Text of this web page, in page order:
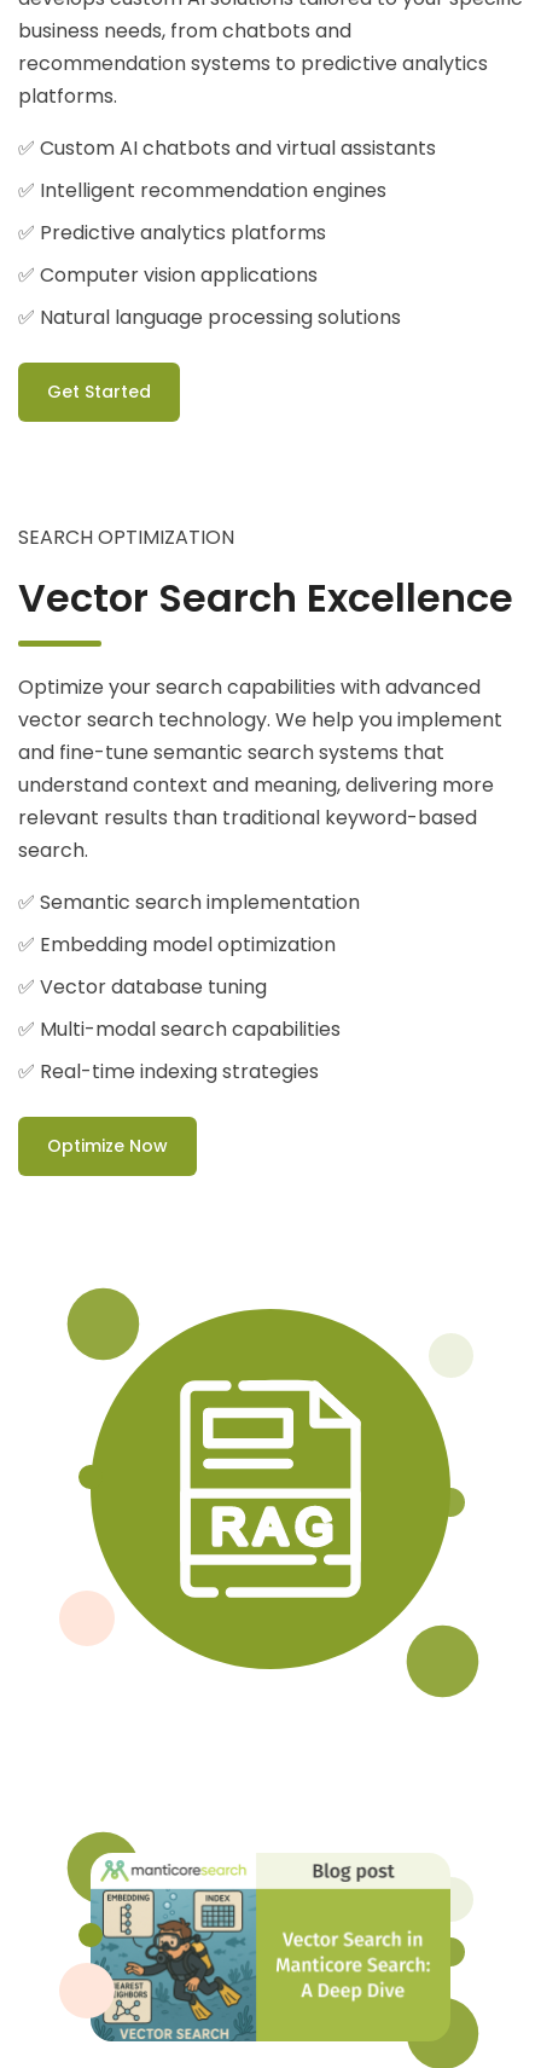
business needs, from chatbots and
recommendation systems to predictive analytics
platforms.
✅ Custom AI chatbots and virtual assistants
✅ Intelligent recommendation engines
✅ Predictive analytics platforms
✅ Computer vision applications
✅ Natural language processing solutions
Get Started
SEARCH OPTIMIZATION
Vector Search Excellence
Optimize your search capabilities with advanced
vector search technology. We help you implement
and fine-tune semantic search systems that
understand context and meaning, delivering more
relevant results than traditional keyword-based
search.
✅ Semantic search implementation
✅ Embedding model optimization
✅ Vector database tuning
✅ Multi-modal search capabilities
✅ Real-time indexing strategies
Optimize Now